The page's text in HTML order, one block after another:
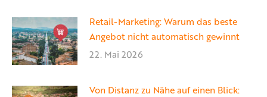
Retail-Marketing: Warum das beste
Angebot nicht automatisch gewinnt
22. Mai 2026
Von Distanz zu Nähe auf einen Blick: